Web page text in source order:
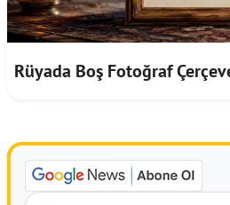
Rüyada Boş Fotoğraf